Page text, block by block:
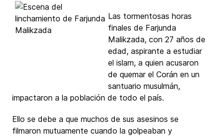
Las tormentosas horas
finales de Farjunda
Malikzada, con 27 años de
edad, aspirante a estudiar
el islam, a quien acusaron
de quemar el Corán en un
santuario musulmán,
impactaron a la población de todo el país.
Ello se debe a que muchos de sus asesinos se
filmaron mutuamente cuando la golpeaban y